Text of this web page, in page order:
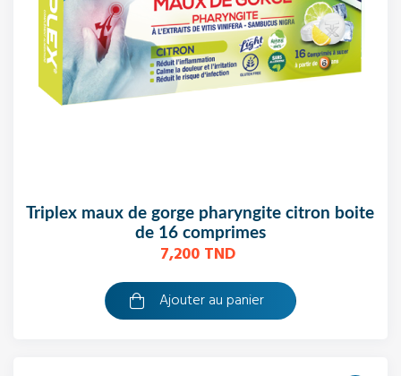
triplex maux de gorge pharyngite citron boite
de 16 comprimes
7,200 TND
Ajouter au panier